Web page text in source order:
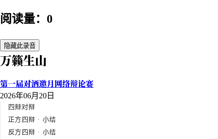
阅读量：0
隐藏此录音
万籁生山
第一届对酒邀月网络辩论赛
2026年06月20日
四辩对辩
正方四辩 · 小结
反方四辩 · 小结